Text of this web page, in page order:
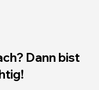
Dann bist